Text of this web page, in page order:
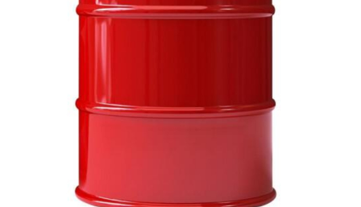
Memorándum COVID-19